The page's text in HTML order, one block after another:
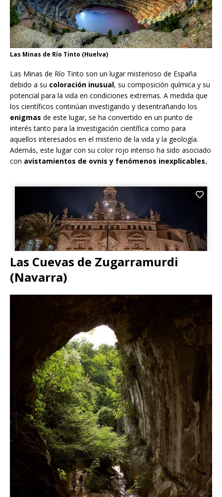
Las Minas de Río Tinto (Huelva)
Las Minas de Río Tinto son un lugar misterioso de España
debido a su coloración inusual, su composición química y su
potencial para la vida en condiciones extremas. A medida que
los científicos continúan investigando y desentrañando los
enigmas de este lugar, se ha convertido en un punto de
interés tanto para la investigación científica como para
aquellos interesados en el misterio de la vida y la geología.
Además, este lugar con su color rojo intenso ha sido asociado
con avistamientos de ovnis y fenómenos inexplicables.
Las Cuevas de Zugarramurdi
(Navarra)